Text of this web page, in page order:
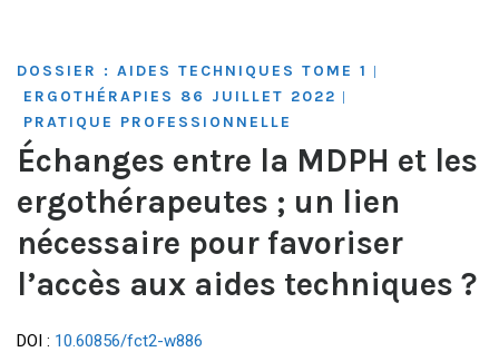
DOSSIER : AIDES TECHNIQUES TOME 1
ERGOTHÉRAPIES 86 JUILLET 2022
PRATIQUE PROFESSIONNELLE
Échanges entre la MDPH et les
ergothérapeutes ; un lien
nécessaire pour favoriser
l’accès aux aides techniques ?
DOI : 10.60856/fct2-w886